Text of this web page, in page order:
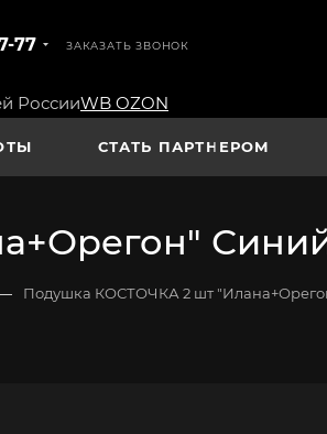
77 ЗАКАЗАТЬ ЗВОНОК
РоссииWB OZON
СТАТЬ ПАРТНЕРОМ
Подушка КОСТОЧКА 2 шт